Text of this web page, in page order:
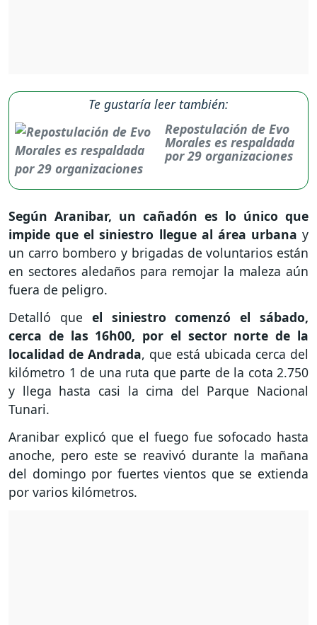
Te gustaría leer también:
Repostulación de Evo
Morales es respaldada
por 29 organizaciones
Según Aranibar, un cañadón es lo único que
impide que el siniestro llegue al área urbana y
un carro bombero y brigadas de voluntarios están
en sectores aledaños para remojar la maleza aún
fuera de peligro.
Detalló que el siniestro comenzó el sábado,
cerca de las 16h00, por el sector norte de la
localidad de Andrada, que está ubicada cerca del
kilómetro 1 de una ruta que parte de la cota 2.750
y llega hasta casi la cima del Parque Nacional
Tunari.
Aranibar explicó que el fuego fue sofocado hasta
anoche, pero este se reavivó durante la mañana
del domingo por fuertes vientos que se extienda
por varios kilómetros.